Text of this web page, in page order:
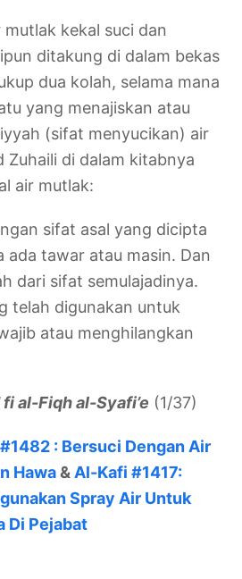
kekal suci dan
ditakung di dalam bekas
dua kolah, selama mana
yang menajiskan atau
(sifat menyucikan) air
Zuhaili di dalam kitabnya
air mutlak:
sifat asal yang dicipta
dari sifat semulajadinya.
telah digunakan untuk
atau menghilangkan
fi al-Fiqh al-Syafi’e (1/37)
: Bersuci Dengan Air
Hawa& Al-Kafi #1417:
Spray Air Untuk
Di Pejabat